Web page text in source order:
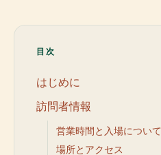
目次
はじめに
訪問者情報
営業時間と入場について
場所とアクセス